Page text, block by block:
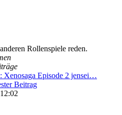
Rollenspiele reden.
Xenosaga Episode 2 jensei…
Beitrag